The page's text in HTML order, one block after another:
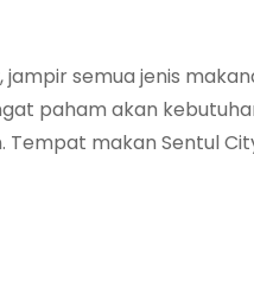
semua jenis
paham akan
Tempat makan Sentul